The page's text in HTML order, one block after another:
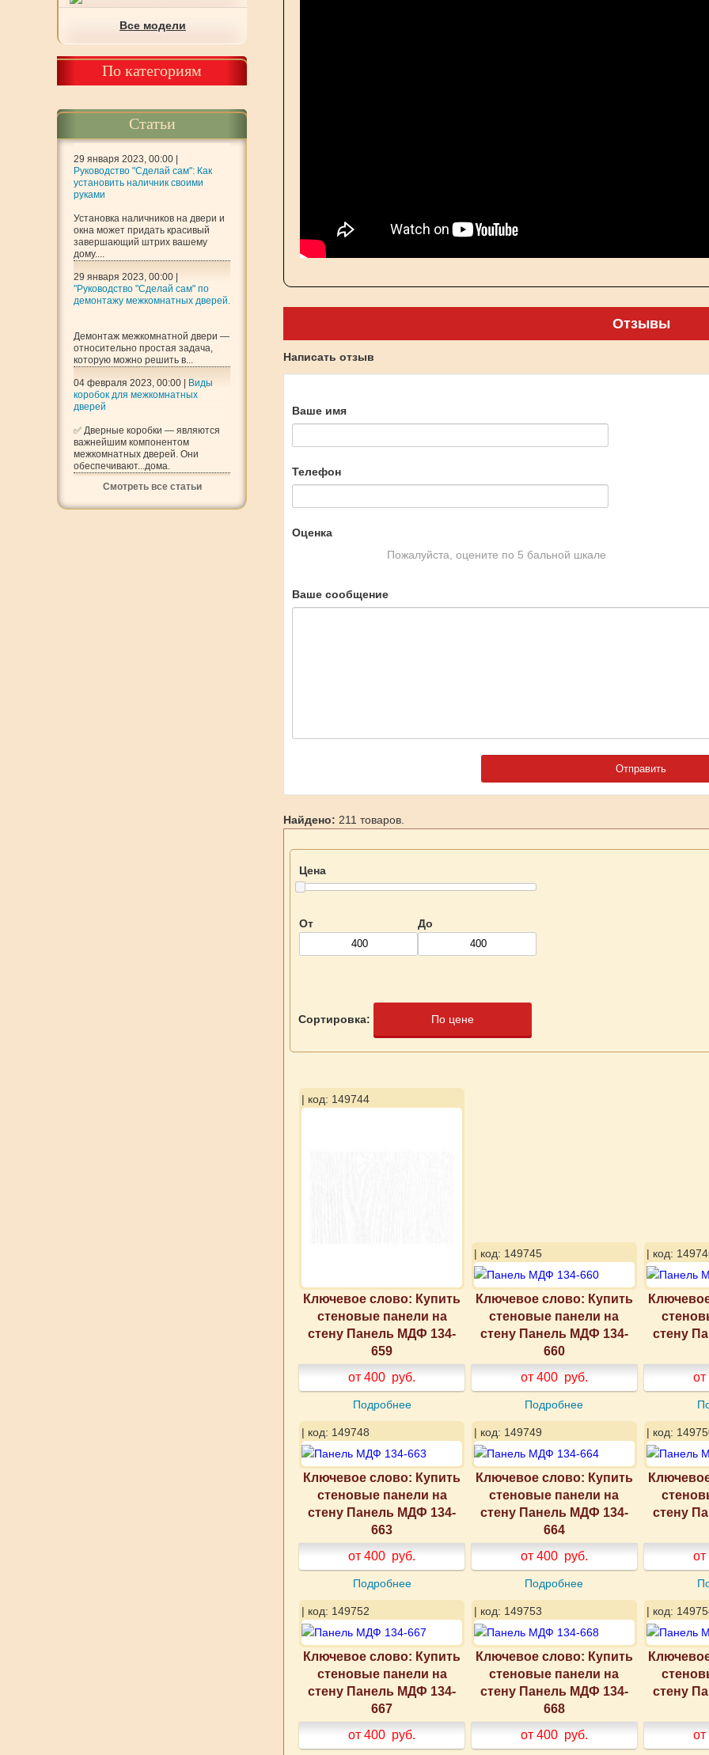
Все модели
По категориям
Статьи
29 января 2023, 00:00 |
Руководство "Сделай сам": Как
установить наличник своими
руками
Установка наличников на двери и
окна может придать красивый
завершающий штрих вашему
дому....
29 января 2023, 00:00 |
"Руководство "Сделай сам" по
демонтажу межкомнатных дверей.
Демонтаж межкомнатной двери —
относительно простая задача,
которую можно решить в...
04 февраля 2023, 00:00 |
Виды
коробок для межкомнатных
дверей
✅ Дверные коробки — являются
важнейшим компонентом
межкомнатных дверей. Они
обеспечивают...дома.
Смотреть все статьи
Отзывы
Написать отзыв
Ваше имя
Телефон
Оценка
Пожалуйста, оцените по 5 бальной шкале
Ваше сообщение
Найдено: 211 товаров.
Цена
От До
Сортировка: По цене
| код: 149744
Ключевое слово: Купить
стеновые панели на
стену Панель МДФ 134-
659
от 400 руб.
Подробнее
| код: 149745
Ключевое слово: Купить
стеновые панели на
стену Панель МДФ 134-
660
от 400 руб.
Подробнее
| код:
стену
от
| код: 149748
Ключевое слово: Купить
стеновые панели на
стену Панель МДФ 134-
663
от 400 руб.
Подробнее
| код: 149749
Ключевое слово: Купить
стеновые панели на
стену Панель МДФ 134-
664
от 400 руб.
Подробнее
| код:
стену
от
| код: 149752
Ключевое слово: Купить
стеновые панели на
стену Панель МДФ 134-
667
от 400 руб.
| код: 149753
Ключевое слово: Купить
стеновые панели на
стену Панель МДФ 134-
668
от 400 руб.
| код:
стену
от